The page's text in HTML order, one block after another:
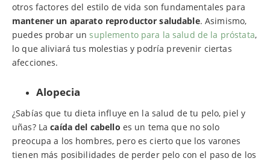
otros factores del estilo de vida son fundamentales para
mantener un aparato reproductor saludable. Asimismo,
puedes probar unsuplemento para la salud de la próstata,
lo que aliviará tus molestias y podría prevenir ciertas
afecciones.
Alopecia
¿Sabías que tu dieta influye en la salud de tu pelo, piel y
uñas? Lacaída del cabello es un tema que no solo
preocupa a los hombres, pero es cierto que los varones
tienen más posibilidades de perder pelo con el paso de los